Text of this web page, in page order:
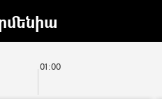
01:00